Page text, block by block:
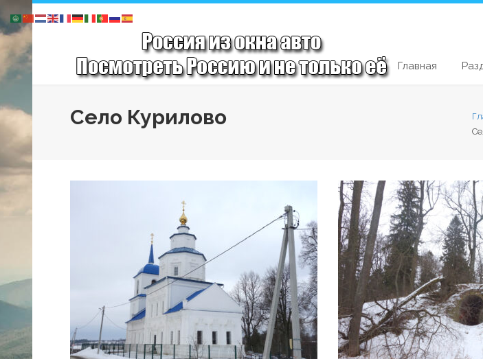
Главная
Село Курилово